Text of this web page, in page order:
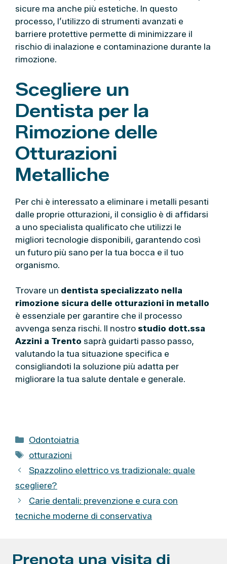
sicure ma anche più estetiche. In questo
processo, l’utilizzo di strumenti avanzati e
barriere protettive permette di minimizzare il
rischio di inalazione e contaminazione durante la
rimozione.
Scegliere un
Dentista per la
Rimozione delle
Otturazioni
Metalliche
Per chi è interessato a eliminare i metalli pesanti
dalle proprie otturazioni, il consiglio è di affidarsi
a uno specialista qualificato che utilizzi le
migliori tecnologie disponibili, garantendo così
un futuro più sano per la tua bocca e il tuo
organismo.
Trovare un dentista specializzato nella
rimozione sicura delle otturazioni in metallo
è essenziale per garantire che il processo
avvenga senza rischi. Il nostro studio dott.ssa
Azzini a Trento saprà guidarti passo passo,
valutando la tua situazione specifica e
consigliandoti la soluzione più adatta per
migliorare la tua salute dentale e generale.
C
e
g
o
r
Odontoiatria
T
a
otturazioni
Spazzolino elettrico vs tradizionale: quale
scegliere?
Carie dentali: prevenzione e cura con
tecniche moderne di conservativa
Prenota una visita di